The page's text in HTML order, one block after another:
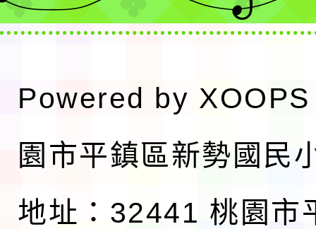
Powered by XOOPS
園市平鎮區新勢國民
地址：32441 桃園市